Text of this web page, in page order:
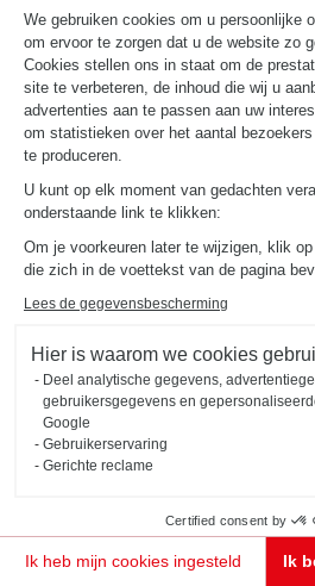
We gebruiken cookies om u persoonlijke
om ervoor te zorgen dat u de website zo
Cookies stellen ons in staat om de
site te verbeteren, de inhoud die wij u
advertenties aan te passen aan uw
om statistieken over het aantal
te produceren.
U kunt op elk moment van gedachten
onderstaande link te klikken:
Om je voorkeuren later te wijzigen, klik
die zich in de voettekst van de pagina
Lees de gegevensbescherming
Hier is waarom we cookies
Deel analytische gegevens,
gebruikersgegevens en
Google
Gebruikerservaring
Gerichte reclame
Certified consent by
Ik heb mijn cookies ingesteld Ik
Ik selecteer mijn
datum en tijd voor de